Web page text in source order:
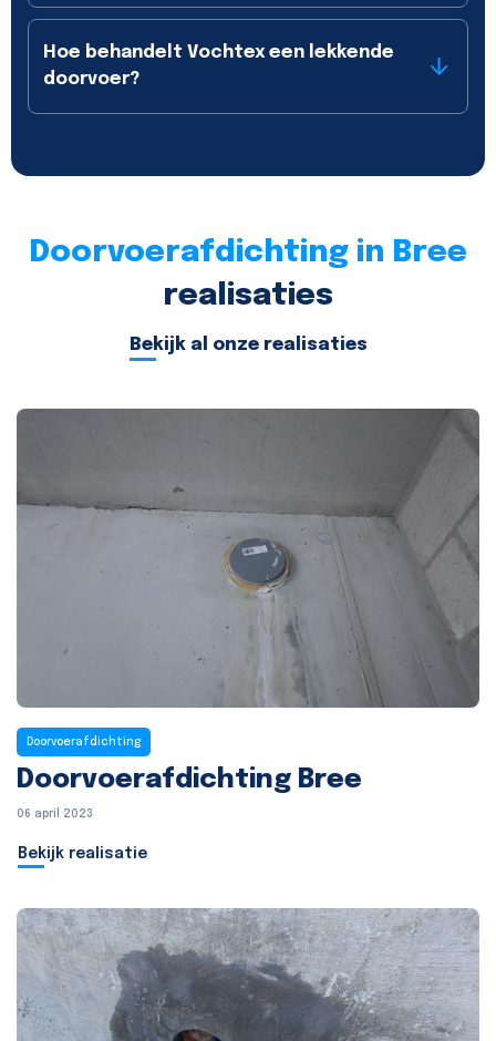
Hoe behandelt Vochtex een lekkende
doorvoer?
Doorvoerafdichting in Bree
realisaties
Bekijk al onze realisaties
Doorvoerafdichting
Doorvoerafdichting Bree
06 april 2023
Bekijk realisatie